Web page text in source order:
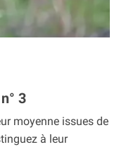
3
moyenne issues de
à leur